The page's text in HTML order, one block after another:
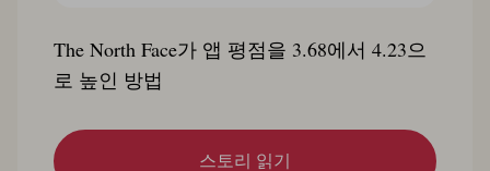
The North Face가 앱 평점을 3.68에서 4.23으
로 높인 방법
스토리 읽기